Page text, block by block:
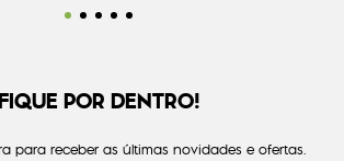
POR DENTRO!
para receber as últimas novidades e ofertas.